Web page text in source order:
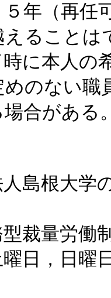
（再任可
えることは
本人の希
のない職
がある
根大学の
量労働
日曜日，